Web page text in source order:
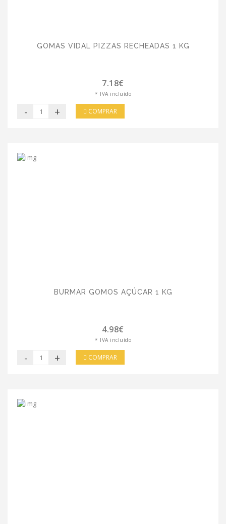
GOMAS VIDAL PIZZAS RECHEADAS 1 KG
7.18€
* IVA incluído
- + COMPRAR
BURMAR GOMOS AÇÚCAR 1 KG
4.98€
* IVA incluído
- + COMPRAR